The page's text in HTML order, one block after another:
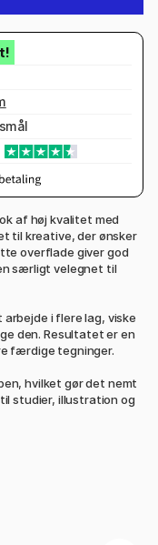
af høj kvalitet med
til kreative, der ønsker
overflade giver god
særligt velegnet til
i flere lag, viske
den. Resultatet er en
færdige tegninger.
hvilket gør det nemt
studier, illustration og